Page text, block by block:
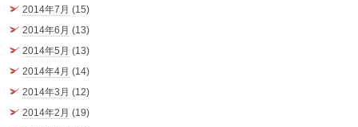
2014年7月 (15)
2014年6月 (13)
2014年5月 (13)
2014年4月 (14)
2014年3月 (12)
2014年2月 (19)